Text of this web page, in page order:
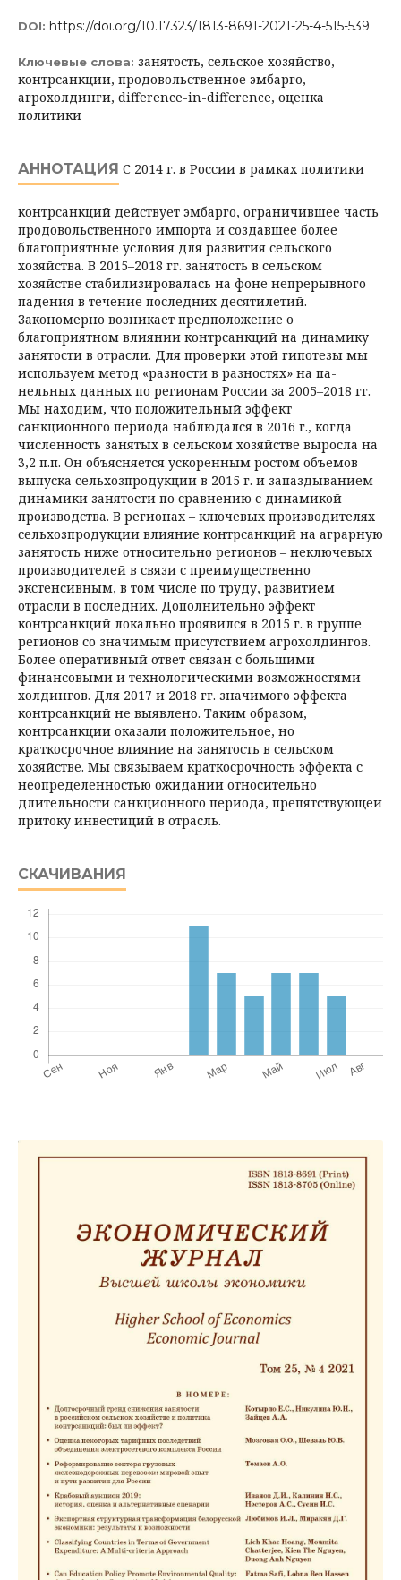
DOI: https://doi.org/10.17323/1813-8691-2021-25-4-515-539
Ключевые слова: занятость, сельское хозяйство,
контрсанкции, продовольственное эмбарго,
агрохолдинги, difference-in-difference, оценка
политики
АННОТАЦИЯ С 2014 г. в России в рамках политики
контрсанкций действует эмбарго, ограничившее часть
продовольственного импорта и создавшее более
благоприятные условия для развития сельского
хозяйства. В 2015–2018 гг. занятость в сельском
хозяйстве стабилизировалась на фоне непрерывного
падения в течение последних десятилетий.
Закономерно возникает предположение о
благоприятном влиянии контрсанкций на динамику
занятости в отрасли. Для проверки этой гипотезы мы
используем метод «разности в разностях» на па­
нельных данных по регионам России за 2005–2018 гг.
Мы находим, что положительный эффект
санкционного периода наблюдался в 2016 г., когда
численность занятых в сельском хозяйстве выросла на
3,2 п.п. Он объясняется ускоренным ростом объемов
выпуска сельхозпродукции в 2015 г. и запаздыванием
динамики занятости по сравнению с динамикой
производства. В регионах – ключевых производителях
сельхозпродукции влияние контрсанкций на аграрную
занятость ниже относительно регионов – неключевых
производителей в связи с преимущественно
экстенсивным, в том числе по труду, развитием
отрасли в последних. Дополнительно эффект
контрсанкций локально проявился в 2015 г. в группе
регионов со значимым присутствием агрохолдингов.
Более оперативный ответ связан с большими
финансовыми и технологическими возможностями
холдингов. Для 2017 и 2018 гг. значимого эффекта
контрсанкций не выявлено. Таким образом,
контрсанкции оказали положительное, но
краткосрочное влияние на занятость в сельском
хозяйстве. Мы связываем краткосрочность эффекта с
неопределенностью ожиданий относительно
длительности санкционного периода, препятствующей
притоку инвестиций в отрасль.
СКАЧИВАНИЯ